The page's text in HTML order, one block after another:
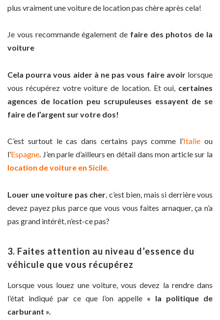
plus vraiment une voiture de location pas chère après cela!
Je vous recommande également de faire des photos de la
voiture
Cela pourra vous aider à ne pas vous faire avoirlorsque
vous récupérez votre voiture de location. Et oui, certaines
agences de location peu scrupuleuses essayent de se
faire de l’argent sur votre dos!
C’est surtout le cas dans certains pays comme l’Italie ou
l’Espagne. J’en parle d’ailleurs en détail dans mon article sur la
location de voiture en Sicile.
Louer une voiture pas cher , c’est bien, mais si derrière vous
devez payez plus parce que vous vous faites arnaquer, ça n’a
pas grand intérêt, n’est-ce pas?
3. Faites attention au niveau d’essence du
véhicule que vous récupérez
Lorsque vous louez une voiture, vous devez la rendre dans
l’état indiqué par ce que l’on appelle « la politique de
carburant ».